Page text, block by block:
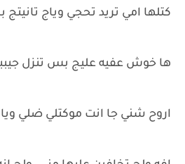
كتلها امي تريد تحجي وياج
ها خوش عفيه عليج بس تنزل
اروح شني جا انت موكتلي ضلي